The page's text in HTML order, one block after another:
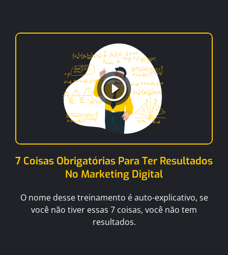
7 Coisas Obrigatórias Para Ter Resultados
No Marketing Digital
O nome desse treinamento é auto-explicativo, se
você não tiver essas 7 coisas, você não tem
resultados.